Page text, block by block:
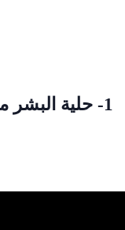
1- حلية البشر من أذكار سيد البشر